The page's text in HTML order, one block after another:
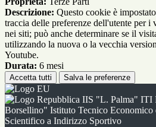
Descrizione: Questo cookie è
traccia delle preferenze dell'utente per
nei siti; può anche determinare se il
utilizzando la nuova o la vecchia
Youtube.
Durata: 6 mesi
Accetta tutti Salva le preferenze
IIS "L. Palma" ITI
Borsellino" Istituto Tecnico Economico
Scientifico a Indirizzo Sportivo